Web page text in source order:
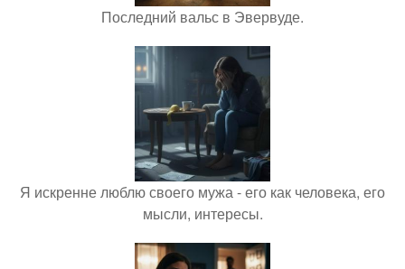
Последний вальс в Эвервуде.
Я искренне люблю своего мужа - его как человека, его
мысли, интересы.